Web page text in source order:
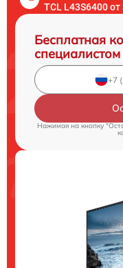
TCL L43S6400
Бесплатная
специалистом
Нажимая на кнопку